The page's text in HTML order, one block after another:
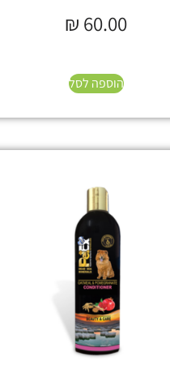
₪ 60.00
הוספה לסל